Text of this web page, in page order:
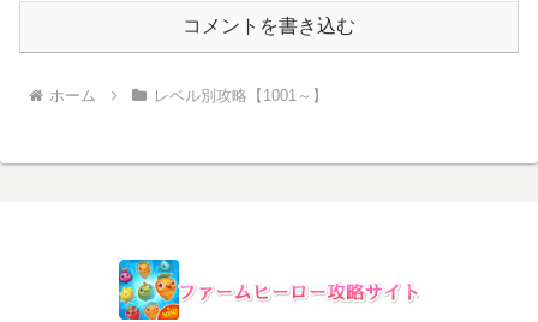
コメントを書き込む
ホーム レベル別攻略【1001～】